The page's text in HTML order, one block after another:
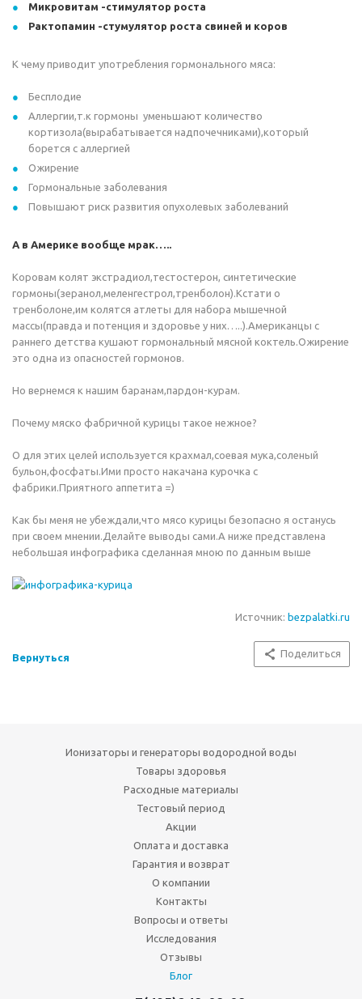
Микровитам -стимулятор роста
Рактопамин -стумулятор роста свиней и коров
К чему приводит употребления гормонального мяса:
Бесплодие
Аллергии,т.к гормоны уменьшают количество
кортизола(вырабатывается надпочечниками),который
борется с аллергией
Ожирение
Гормональные заболевания
Повышают риск развития опухолевых заболеваний
А в Америке вообще мрак…..
Коровам колят экстрадиол,тестостерон, синтетические
гормоны(зеранол,меленгестрол,тренболон).Кстати о
тренболоне,им колятся атлеты для набора мышечной
массы(правда и потенция и здоровье у них…..).Американцы с
раннего детства кушают гормональный мясной коктель.Ожирение
это одна из опасностей гормонов.
Но вернемся к нашим баранам,пардон-курам.
Почему мяско фабричной курицы такое нежное?
О для этих целей используется крахмал,соевая мука,соленый
бульон,фосфаты.Ими просто накачана курочка с
фабрики.Приятного аппетита =)
Как бы меня не убеждали,что мясо курицы безопасно я останусь
при своем мнении.Делайте выводы сами.А ниже представлена
небольшая инфографика сделанная мною по данным выше
Источник: bezpalatki.ru
Вернуться Поделиться
Ионизаторы и генераторы водородной воды
Товары здоровья
Расходные материалы
Тестовый период
Акции
Оплата и доставка
Гарантия и возврат
О компании
Контакты
Вопросы и ответы
Исследования
Отзывы
Блог